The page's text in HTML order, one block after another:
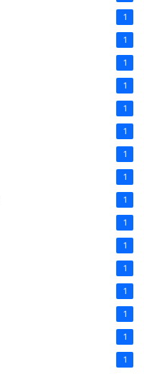
1
1
1
1
1
1
1
1
1
1
1
1
1
1
1
1